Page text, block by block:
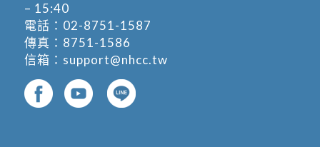
– 15:40
電話： 02-8751-1587
傳真：8751-1586
信箱： support@nhcc.tw